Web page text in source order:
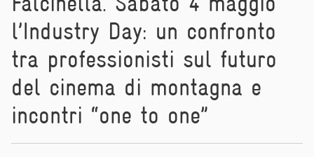
l’Industry Day: un confronto
tra professionisti sul futuro
del cinema di montagna e
incontri “one to one”